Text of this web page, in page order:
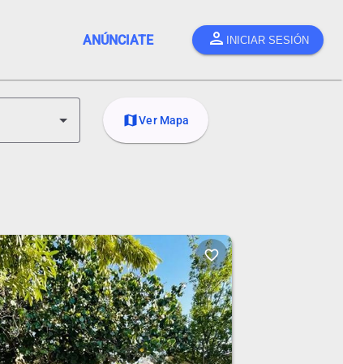
ANÚNCIATE person INICIAR SESIÓN
mapVer Mapa
favorite_border